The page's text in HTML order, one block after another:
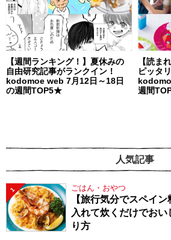
【週間ランキング！】夏休みの
自由研究記事がランクイン！
kodomoe web 7月12日～18日
の週間TOP5★
【読ま
ピッタ
週間
人気記事
1 ごはん・おやつ
【旅行気分でスペイ
入れて炊くだけでお
り方